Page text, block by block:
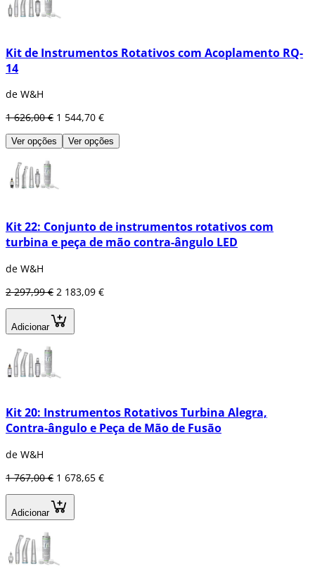
Kit de Instrumentos Rotativos com Acoplamento RQ-
14
de W&H
1 626,00 € 1 544,70 €
Ver opções Ver opções
Kit 22: Conjunto de instrumentos rotativos com
turbina e peça de mão contra-ângulo LED
de W&H
2 297,99 € 2 183,09 €
Adicionar
Kit 20: Instrumentos Rotativos Turbina Alegra,
Contra-ângulo e Peça de Mão de Fusão
de W&H
1 767,00 € 1 678,65 €
Adicionar